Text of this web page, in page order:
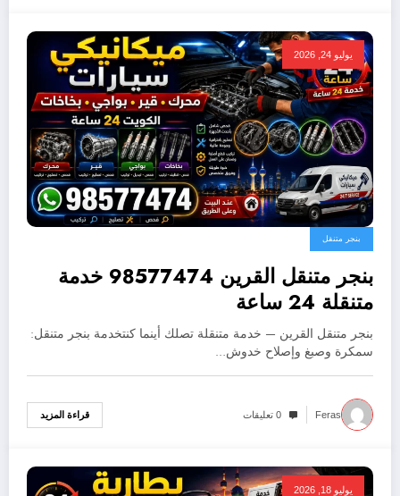
يوليو 24, 2026
بنجر متنقل
بنجر متنقل القرين 98577474 خدمة
متنقلة 24 ساعة
بنجر متنقل القرين — خدمة متنقلة تصلك أينما كنتخدمة بنجر متنقل:
سمكرة وصبغ وإصلاح خدوش…
Feras 0 تعليقات قراءة المزيد
يوليو 18, 2026